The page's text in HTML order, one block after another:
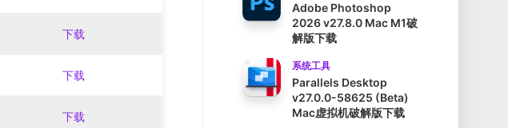
下载
下载
下载
Adobe Photoshop
2026 v27.8.0 Mac M1破
解版下载
系统工具
Parallels Desktop
v27.0.0-58625 (Beta)
Mac虚拟机破解版下载